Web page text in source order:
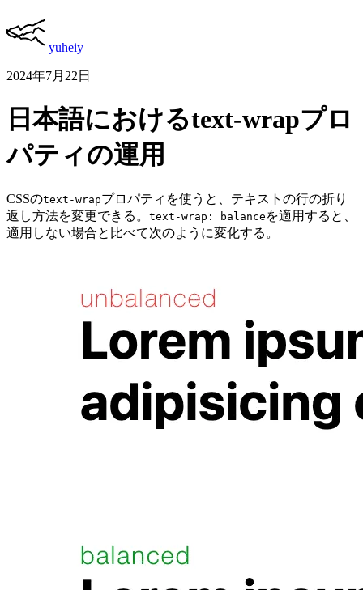
yuheiy
2024年7月22日
日本語におけるtext-wrapプロ
パティの運用
CSSのtext-wrapプロパティを使うと、テキストの行の折り
返し方法を変更できる。 text-wrap: balance を適用すると、
適用しない場合と比べて次のように変化する。